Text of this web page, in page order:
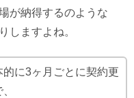
が納得するのような
しますよね。
に3ヶ月ごとに契約更